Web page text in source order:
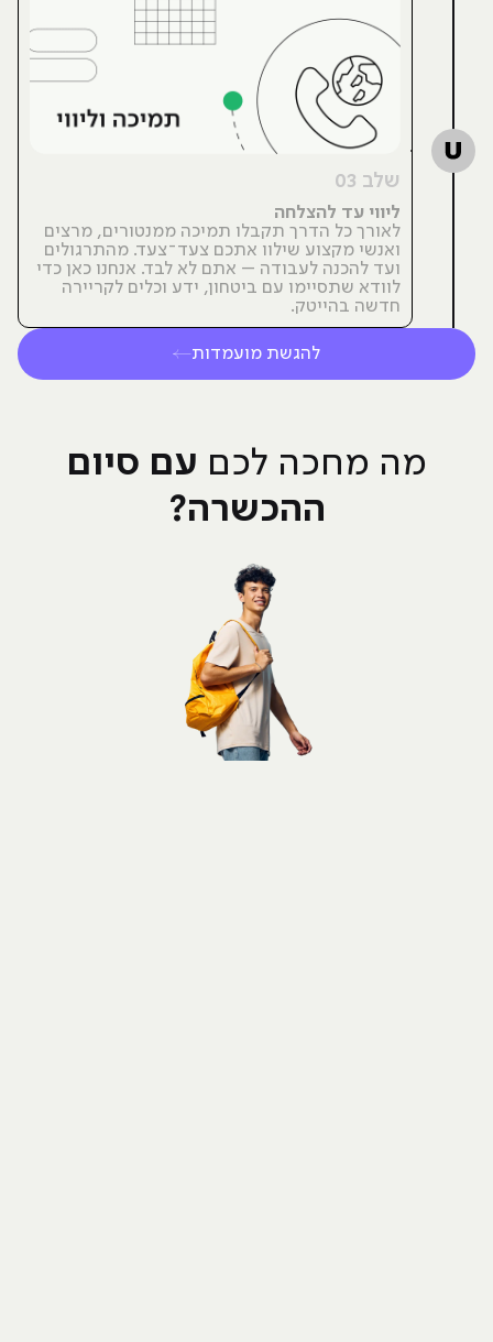
שלב 03
ליווי עד להצלחה
לאורך כל הדרך תקבלו תמיכה ממנטורים, מרצים
ואנשי מקצוע שילוו אתכם צעד־צעד. מהתרגולים
ועד להכנה לעבודה – אתם לא לבד. אנחנו כאן כדי
לוודא שתסיימו עם ביטחון, ידע וכלים לקריירה
חדשה בהייטק.
להגשת מועמדות
מה מחכה לכם עם סיום
ההכשרה?